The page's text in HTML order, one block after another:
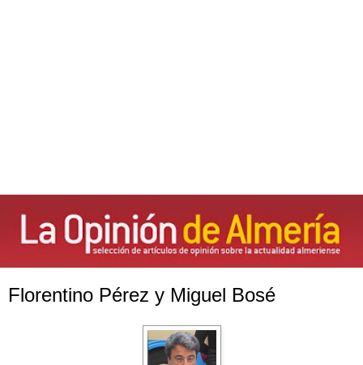
Florentino Pérez y Miguel Bosé